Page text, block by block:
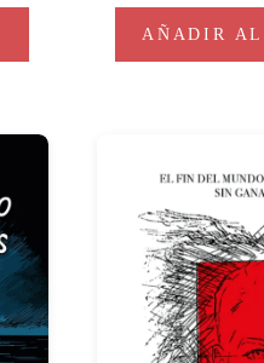
AÑADIR